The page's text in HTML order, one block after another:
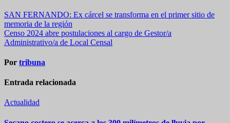
Navegación
de
entradas
SAN FERNANDO: Ex cárcel se transforma en el primer sitio de
memoria de la región
Censo 2024 abre postulaciones al cargo de Gestor/a
Administrativo/a de Local Censal
Por tribuna
Entrada relacionada
Actualidad